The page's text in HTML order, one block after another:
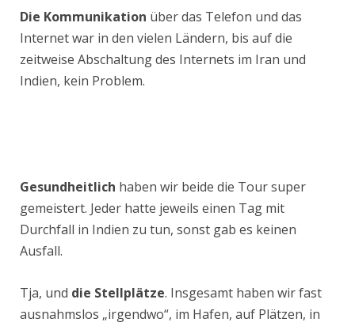
Die Kommunikation über das Telefon und das
Internet war in den vielen Ländern, bis auf die
zeitweise Abschaltung des Internets im Iran und
Indien, kein Problem.
Gesundheitlich haben wir beide die Tour super
gemeistert. Jeder hatte jeweils einen Tag mit
Durchfall in Indien zu tun, sonst gab es keinen
Ausfall.
Tja, und die Stellplätze. Insgesamt haben wir fast
ausnahmslos „irgendwo“, im Hafen, auf Plätzen, in